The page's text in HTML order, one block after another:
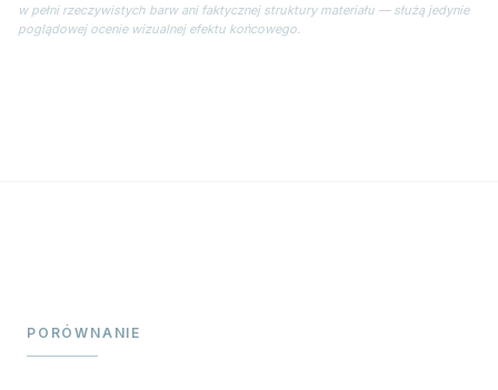
w pełni rzeczywistych barw ani faktycznej struktury materiału — służą jedynie
poglądowej ocenie wizualnej efektu końcowego.
PORÓWNANIE